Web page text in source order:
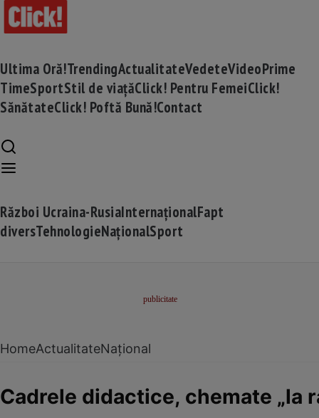
Ultima Oră!TrendingActualitateVedeteVideoPrime
TimeSportStil de viațăClick! Pentru FemeiClick!
SănătateClick! Poftă Bună!Contact
Război Ucraina-RusiaInternaționalFapt
diversTehnologieNaționalSport
HomeActualitateNațional
Cadrele didactice, chemate „la